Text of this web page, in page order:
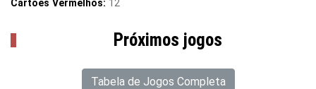
Cartões Vermelhos: 12
Próximos jogos
Tabela de Jogos Completa